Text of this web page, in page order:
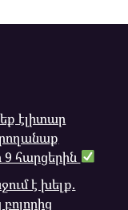
էլիտար
հարցերին
է խելք.